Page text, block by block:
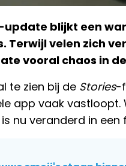
update blijkt een
velen zich
vooral chaos in
te zien bij de Stories-
app vaak
nu veranderd in